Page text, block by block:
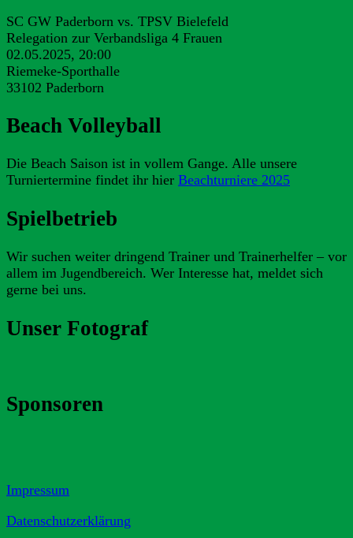
SC GW Paderborn vs. TPSV Bielefeld
Relegation zur Verbandsliga 4 Frauen
02.05.2025, 20:00
Riemeke-Sporthalle
33102 Paderborn
Beach Volleyball
Die Beach Saison ist in vollem Gange. Alle unsere
Turniertermine findet ihr hier Beachturniere 2025
Spielbetrieb
Wir suchen weiter dringend Trainer und Trainerhelfer – vor
allem im Jugendbereich. Wer Interesse hat, meldet sich
gerne bei uns.
Unser Fotograf
Sponsoren
Impressum
Datenschutzerklärung